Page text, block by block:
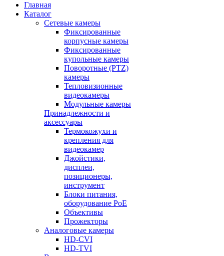
Главная
Каталог
Сетевые камеры
Фиксированные
корпусные камеры
Фиксированные
купольные камеры
Поворотные (PTZ)
камеры
Тепловизионные
видеокамеры
Модульные камеры
Принадлежности и
аксессуары
Термокожухи и
крепления для
видеокамер
Джойстики,
дисплеи,
позиционеры,
инструмент
Блоки питания,
оборудование PoE
Объективы
Прожекторы
Аналоговые камеры
HD-CVI
HD-TVI